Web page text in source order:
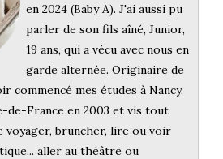
en 2024 (Baby A). J'ai aussi pu
parler de son fils aîné, Junior,
19 ans, qui a vécu avec nous en
garde alternée. Originaire de
commencé mes études à Nancy,
de-France en 2003 et vis tout
voyager, bruncher, lire ou voir
aller au théâtre ou